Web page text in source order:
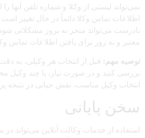
نمی‌تواند لیستی از وکلا و شماره تلفن آنها را
اطلاعات تماس وکلا دائماً در حال تغییر است
نادرست می‌تواند منجر به بروز مشکلاتی
معتبر و به روز برای یافتن اطلاعات تماس
توصیه مهم: قبل از انتخاب هر وکیلی، به
بررسی کنید و در صورت نیاز، با چند وکیل
انتخاب وکیل مناسب، نقش حیاتی در نتیجه
سخن پایانی
استفاده از خدمات وکالت آنلاین می‌تواند در